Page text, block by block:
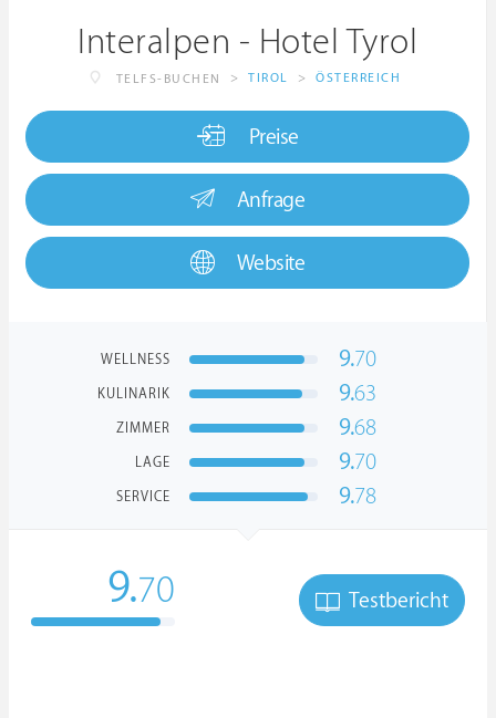
Interalpen - Hotel Tyrol
TELFS-BUCHEN > TIROL > ÖSTERREICH
Preise
Anfrage
Website
WELLNESS 9.70
KULINARIK 9.63
ZIMMER 9.68
LAGE 9.70
SERVICE 9.78
9.70 Testbericht